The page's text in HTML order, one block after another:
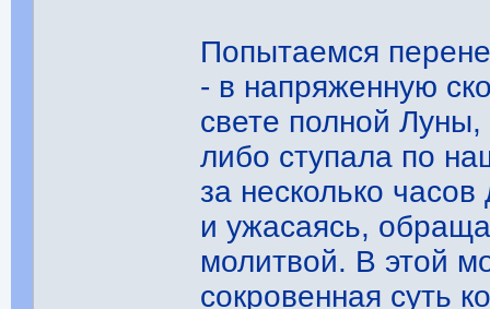
Попытаемся
- в напряженную
свете полной
либо ступала по
за несколько
и ужасаясь,
молитвой. В этой
сокровенная суть